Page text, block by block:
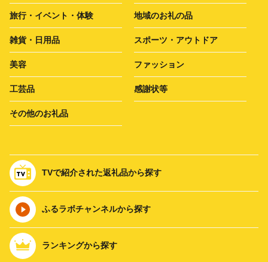
旅行・イベント・体験 地域のお礼の品
雑貨・日用品 スポーツ・アウトドア
美容 ファッション
工芸品 感謝状等
その他のお礼品
TVで紹介された返礼品から探す
ふるラボチャンネルから探す
ランキングから探す